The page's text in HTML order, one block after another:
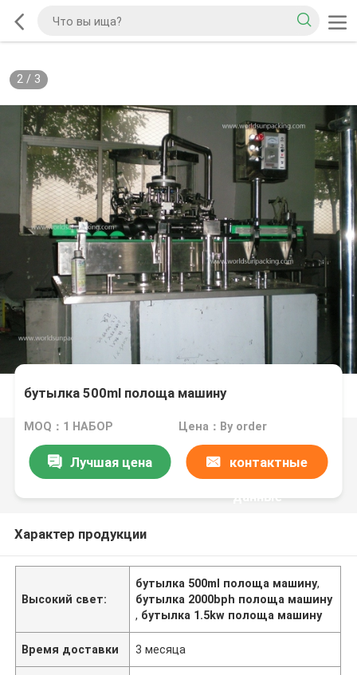
2/ 3
бутылка 500ml полоща машину
MOQ：1 НАБОР Цена：By order
Лучшая цена контактные
данные
Характер продукции
Высокий свет:
бутылка 500ml полоща машину,
бутылка 2000bph полоща машину
, бутылка 1.5kw полоща машину
Время доставки 3 месяца